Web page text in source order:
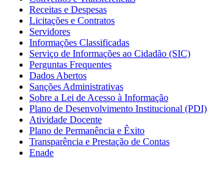
Receitas e Despesas
Licitações e Contratos
Servidores
Informações Classificadas
Serviço de Informações ao Cidadão (SIC)
Perguntas Frequentes
Dados Abertos
Sanções Administrativas
Sobre a Lei de Acesso à Informação
Plano de Desenvolvimento Institucional (PDI)
Atividade Docente
Plano de Permanência e Êxito
Transparência e Prestação de Contas
Enade